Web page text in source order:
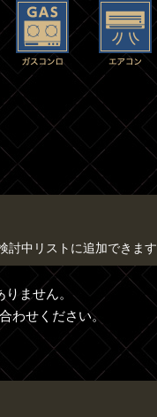
討中リストに追加できま
ません。
わせください。